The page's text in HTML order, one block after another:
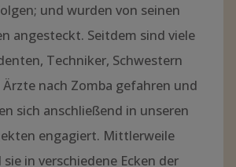
und wurden von seinen
angesteckt. Seitdem sind viele
Techniker, Schwestern
Ärzte nach Zomba gefahren und
sich anschließend in unseren
engagiert. Mittlerweile
sie in verschiedene Ecken der